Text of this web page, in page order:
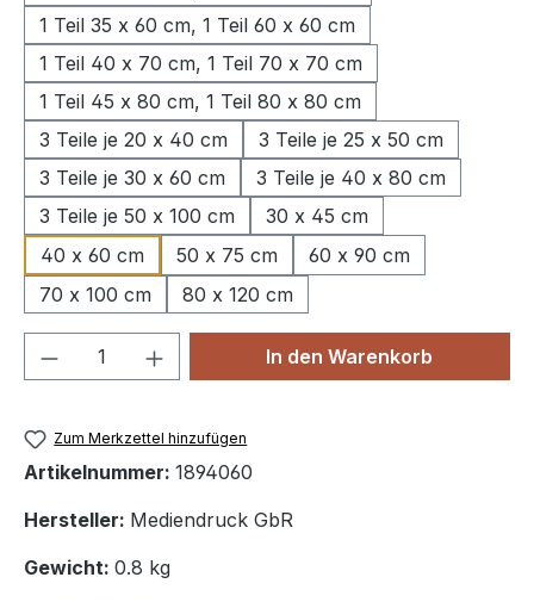
1 Teil 35 x 60 cm, 1 Teil 60 x 60 cm
1 Teil 40 x 70 cm, 1 Teil 70 x 70 cm
1 Teil 45 x 80 cm, 1 Teil 80 x 80 cm
3 Teile je 20 x 40 cm
3 Teile je 25 x 50 cm
3 Teile je 30 x 60 cm
3 Teile je 40 x 80 cm
3 Teile je 50 x 100 cm
30 x 45 cm
40 x 60 cm
50 x 75 cm
60 x 90 cm
70 x 100 cm
80 x 120 cm
Produkt Anzahl: Gib denIn den Warenkorb
Zum Merkzettel hinzufügen
Artikelnummer: 1894060
Hersteller: Mediendruck GbR
Gewicht: 0.8 kg